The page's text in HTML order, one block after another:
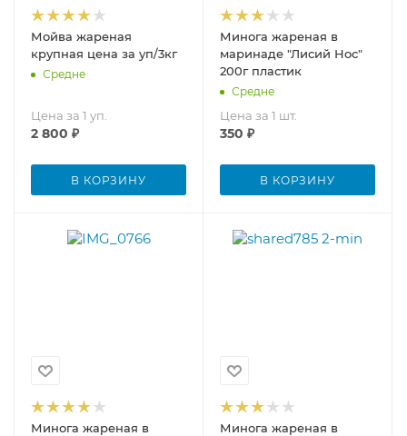
Мойва жареная
крупная цена за уп/3кг
Средне
Цена за 1 уп.
2 800 ₽
В КОРЗИНУ
Минога жареная в
маринаде "Лисий Нос"
200г пластик
Средне
Цена за 1 шт.
350 ₽
В КОРЗИНУ
Минога жареная в
Минога жареная в